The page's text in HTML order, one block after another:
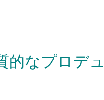
的なプロデ